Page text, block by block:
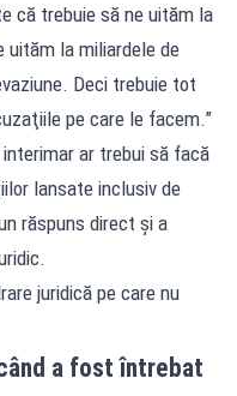
că trebuie să ne uităm la
uităm la miliardele de
Deci trebuie tot
pe care le facem.”
ar trebui să facă
lansate inclusiv de
răspuns direct și a
juridică pe care nu
a fost întrebat